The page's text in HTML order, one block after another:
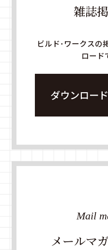
雑誌
ビルド・ワークス
ロード
ダウンロー
メールマ
Mail